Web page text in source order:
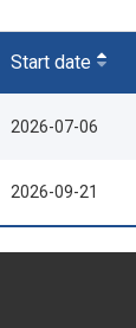
Start date
2026-07-06
2026-09-21